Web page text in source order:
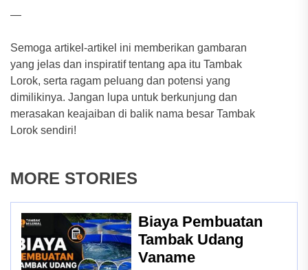
—
Semoga artikel-artikel ini memberikan gambaran
yang jelas dan inspiratif tentang apa itu Tambak
Lorok, serta ragam peluang dan potensi yang
dimilikinya. Jangan lupa untuk berkunjung dan
merasakan keajaiban di balik nama besar Tambak
Lorok sendiri!
MORE STORIES
Biaya Pembuatan
Tambak Udang
Vaname